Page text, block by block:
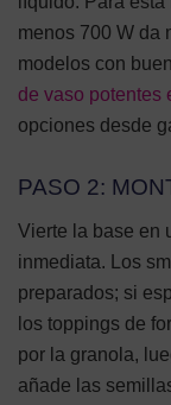
menos 700 W da
modelos con
de vaso potentes
opciones desde
PASO 2:
Vierte la base en
inmediata. Los
preparados; si
los toppings de
por la granola,
añade las